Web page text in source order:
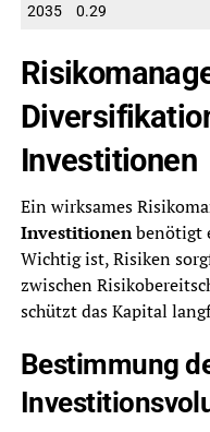
2035
0.29
Investitionen
Ein wirksames
Investitionenbenötigt
Wichtig ist, Risiken
zwischen
schützt das Kapital
Bestimmung